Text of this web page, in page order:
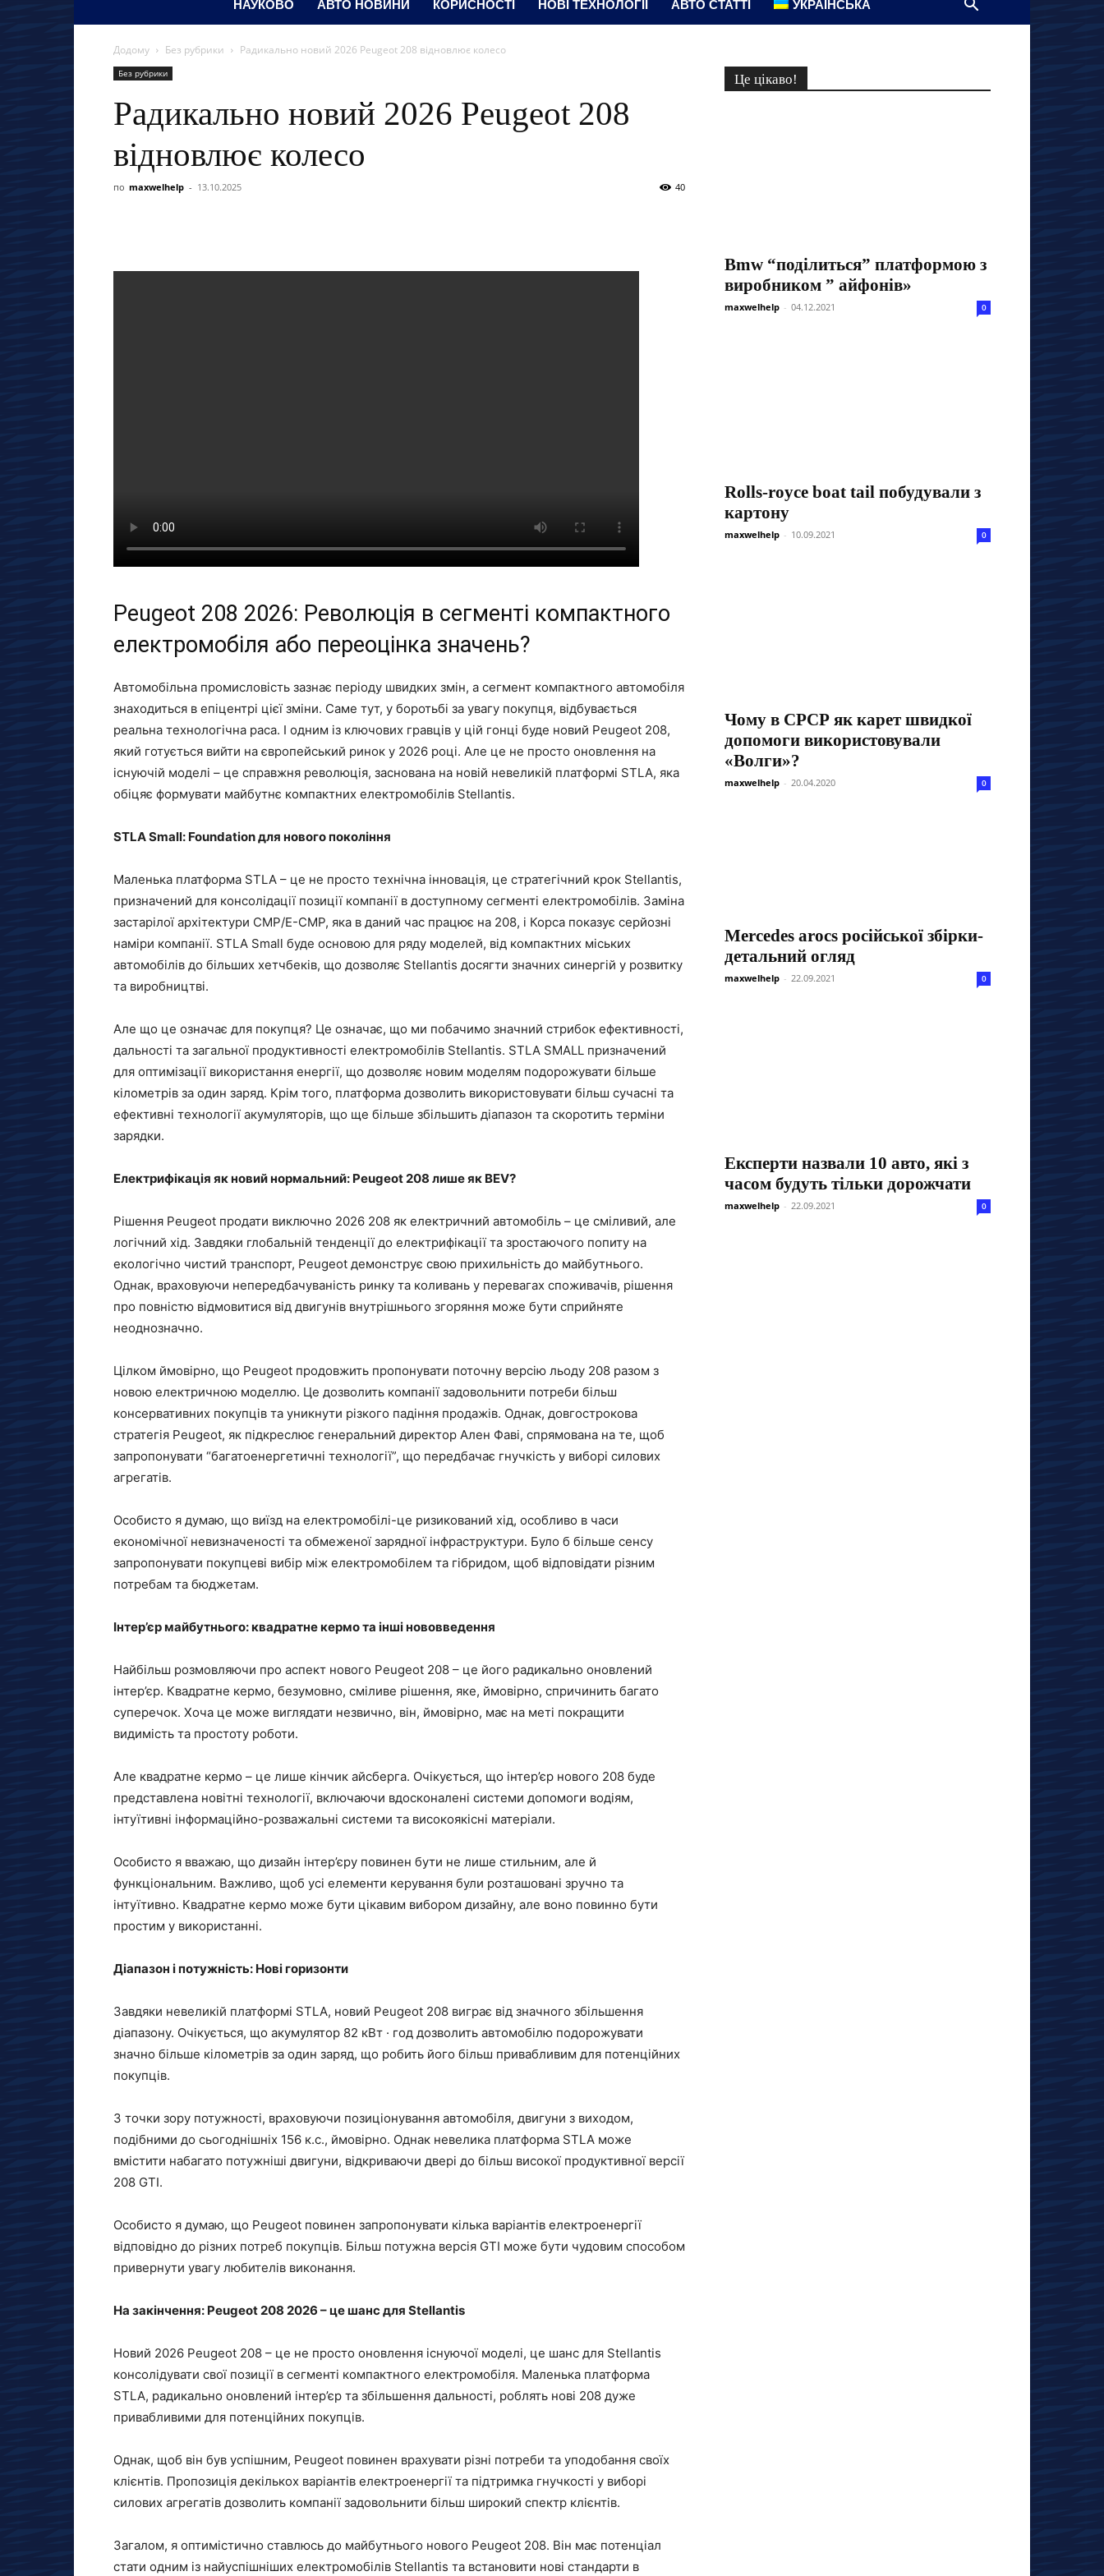
НАУКОВО АВТО НОВИНИ КОРИСНОСТІ НОВІ ТЕХНОЛОГІЇ АВТО СТАТТІ УКРАЇНСЬКА
Додому Без рубрики Радикально новий 2026 Peugeot 208 відновлює колесо
Без рубрики
Радикально новий 2026 Peugeot 208
відновлює колесо
по maxwelhelp - 13.10.2025 40
Peugeot 208 2026: Революція в сегменті компактного
електромобіля або переоцінка значень?
Автомобільна промисловість зазнає періоду швидких змін, а сегмент компактного автомобіля
знаходиться в епіцентрі цієї зміни. Саме тут, у боротьбі за увагу покупця, відбувається
реальна технологічна раса. І одним із ключових гравців у цій гонці буде новий Peugeot 208,
який готується вийти на європейський ринок у 2026 році. Але це не просто оновлення на
існуючій моделі – це справжня революція, заснована на новій невеликій платформі STLA, яка
обіцяє формувати майбутнє компактних електромобілів Stellantis.
STLA Small: Foundation для нового покоління
Маленька платформа STLA – це не просто технічна інновація, це стратегічний крок Stellantis,
призначений для консолідації позиції компанії в доступному сегменті електромобілів. Заміна
застарілої архітектури CMP/E-CMP, яка в даний час працює на 208, і Корса показує серйозні
наміри компанії. STLA Small буде основою для ряду моделей, від компактних міських
автомобілів до більших хетчбеків, що дозволяє Stellantis досягти значних синергій у розвитку
та виробництві.
Але що це означає для покупця? Це означає, що ми побачимо значний стрибок ефективності,
дальності та загальної продуктивності електромобілів Stellantis. STLA SMALL призначений
для оптимізації використання енергії, що дозволяє новим моделям подорожувати більше
кілометрів за один заряд. Крім того, платформа дозволить використовувати більш сучасні та
ефективні технології акумуляторів, що ще більше збільшить діапазон та скоротить терміни
зарядки.
Електрифікація як новий нормальний: Peugeot 208 лише як BEV?
Рішення Peugeot продати виключно 2026 208 як електричний автомобіль – це сміливий, але
логічний хід. Завдяки глобальній тенденції до електрифікації та зростаючого попиту на
екологічно чистий транспорт, Peugeot демонструє свою прихильність до майбутнього.
Однак, враховуючи непередбачуваність ринку та коливань у перевагах споживачів, рішення
про повністю відмовитися від двигунів внутрішнього згоряння може бути сприйняте
неоднозначно.
Цілком ймовірно, що Peugeot продовжить пропонувати поточну версію льоду 208 разом з
новою електричною моделлю. Це дозволить компанії задовольнити потреби більш
консервативних покупців та уникнути різкого падіння продажів. Однак, довгострокова
стратегія Peugeot, як підкреслює генеральний директор Ален Фаві, спрямована на те, щоб
запропонувати “багатоенергетичні технології”, що передбачає гнучкість у виборі силових
агрегатів.
Особисто я думаю, що виїзд на електромобілі-це ризикований хід, особливо в часи
економічної невизначеності та обмеженої зарядної інфраструктури. Було б більше сенсу
запропонувати покупцеві вибір між електромобілем та гібридом, щоб відповідати різним
потребам та бюджетам.
Інтер’єр майбутнього: квадратне кермо та інші нововведення
Найбільш розмовляючи про аспект нового Peugeot 208 – це його радикально оновлений
інтер’єр. Квадратне кермо, безумовно, сміливе рішення, яке, ймовірно, спричинить багато
суперечок. Хоча це може виглядати незвично, він, ймовірно, має на меті покращити
видимість та простоту роботи.
Але квадратне кермо – це лише кінчик айсберга. Очікується, що інтер’єр нового 208 буде
представлена ​​новітні технології, включаючи вдосконалені системи допомоги водіям,
інтуїтивні інформаційно-розважальні системи та високоякісні матеріали.
Особисто я вважаю, що дизайн інтер’єру повинен бути не лише стильним, але й
функціональним. Важливо, щоб усі елементи керування були розташовані зручно та
інтуїтивно. Квадратне кермо може бути цікавим вибором дизайну, але воно повинно бути
простим у використанні.
Діапазон і потужність: Нові горизонти
Завдяки невеликій платформі STLA, новий Peugeot 208 виграє від значного збільшення
діапазону. Очікується, що акумулятор 82 кВт · год дозволить автомобілю подорожувати
значно більше кілометрів за один заряд, що робить його більш привабливим для потенційних
покупців.
З точки зору потужності, враховуючи позиціонування автомобіля, двигуни з виходом,
подібними до сьогоднішніх 156 к.с., ймовірно. Однак невелика платформа STLA може
вмістити набагато потужніші двигуни, відкриваючи двері до більш високої продуктивної версії
208 GTI.
Особисто я думаю, що Peugeot повинен запропонувати кілька варіантів електроенергії
відповідно до різних потреб покупців. Більш потужна версія GTI може бути чудовим способом
привернути увагу любителів виконання.
На закінчення: Peugeot 208 2026 – це шанс для Stellantis
Новий 2026 Peugeot 208 – це не просто оновлення існуючої моделі, це шанс для Stellantis
консолідувати свої позиції в сегменті компактного електромобіля. Маленька платформа
STLA, радикально оновлений інтер’єр та збільшення дальності, роблять нові 208 дуже
привабливими для потенційних покупців.
Однак, щоб він був успішним, Peugeot повинен врахувати різні потреби та уподобання своїх
клієнтів. Пропозиція декількох варіантів електроенергії та підтримка гнучкості у виборі
силових агрегатів дозволить компанії задовольнити більш широкий спектр клієнтів.
Загалом, я оптимістично ставлюсь до майбутнього нового Peugeot 208. Він має потенціал
стати одним із найуспішніших електромобілів Stellantis та встановити нові стандарти в
Це цікаво!
Bmw “поділиться” платформою з
виробником ” айфонів»
maxwelhelp - 04.12.2021 0
Rolls-royce boat tail побудували з
картону
maxwelhelp - 10.09.2021 0
Чому в СРСР як карет швидкої
допомоги використовували
«Волги»?
maxwelhelp - 20.04.2020 0
Mercedes arocs російської збірки-
детальний огляд
maxwelhelp - 22.09.2021 0
Експерти назвали 10 авто, які з
часом будуть тільки дорожчати
maxwelhelp - 22.09.2021 0